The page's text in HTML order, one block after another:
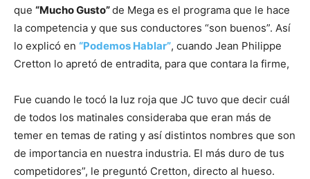
que “Mucho Gusto”de Mega es el programa que le hace
la competencia y que sus conductores “son buenos”. Así
lo explicó en “Podemos Hablar”, cuando Jean Philippe
Cretton lo apretó de entradita, para que contara la firme,
Fue cuando le tocó la luz roja que JC tuvo que decir cuál
de todos los matinales consideraba que eran más de
temer en temas de rating y así distintos nombres que son
de importancia en nuestra industria. El más duro de tus
competidores”, le preguntó Cretton, directo al hueso.